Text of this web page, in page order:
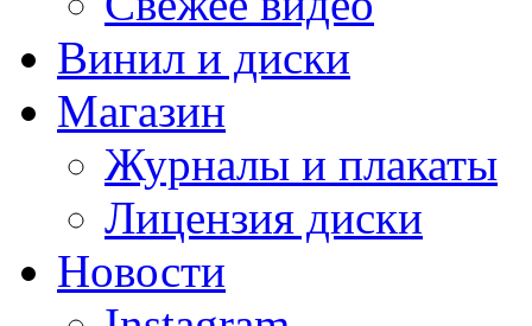
Винил и диски
Магазин
Журналы и плакаты
Лицензия диски
Новости